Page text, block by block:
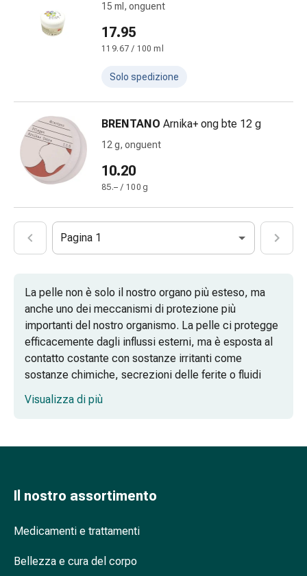
Fitoterapia
Prodotti
antroposofiche
Reni,
vescica
e
Disturbi
urinari
Prostata
Disturbi
reni
e
alla
vescica
Dolore
e
Mal
Dolori
e
Trattamento
15 ml, onguent
17.95
119.67 / 100 ml
Solo spedizione
BRENTANO Arnika+ ong bte 12 g
12 g, onguent
10.20
85.– / 100 g
Pagina 1
La pelle non è solo il nostro organo più esteso, ma
anche uno dei meccanismi di protezione più
importanti del nostro organismo. La pelle ci protegge
efficacemente dagli influssi esterni, ma è esposta al
contatto costante con sostanze irritanti come
sostanze chimiche, secrezioni delle ferite o fluidi
corporei. I prodotti per la protezione della pelle
aiutano a prevenire danni alla cute sana.
Come utilizzo i prodotti per la protezione
pelle e cura della pelle?
Visualizza di più
Il nostro assortimento
Medicamenti e trattamenti
Bellezza e cura del corpo